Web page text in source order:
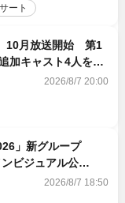
ート
10月放送開始 第1
加キャスト4人を発
2026/8/7 20:00
」新グループ
ビジュアル公
ンナップも2026/8/7 18:50